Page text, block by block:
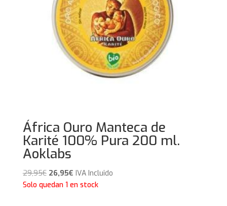
África Ouro Manteca de
Karité 100% Pura 200 ml.
Aoklabs
29,95€ El
precio
26,95€El
precio
IVA Incluido
Solo quedan 1 en stock